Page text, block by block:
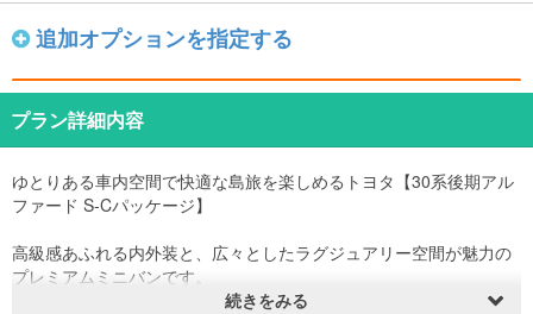
追加オプションを指定する
プラン詳細内容
ゆとりある車内空間で快適な島旅を楽しめるトヨタ【30系後期アル
ファード S-Cパッケージ】
高級感あふれる内外装と、広々としたラグジュアリー空間が魅力の
プレミアムミニバンです。
7人乗り仕様ならではのゆったりとしたシートレイアウトで、ファミ
続きをみる